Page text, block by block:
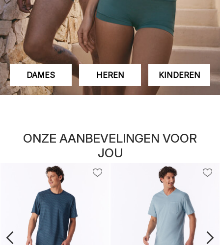
DAMES HEREN KINDEREN
ONZE AANBEVELINGEN VOOR
JOU